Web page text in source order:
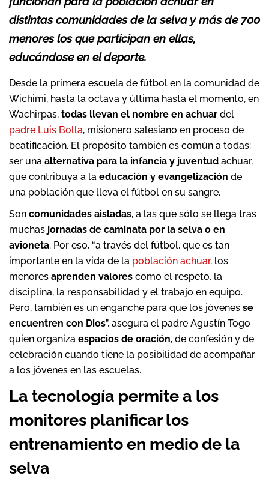
distintas comunidades de la selva y más de 700
menores los que participan en ellas,
educándose en el deporte.
Desde la primera escuela de fútbol en la comunidad de
Wichimi, hasta la octava y última hasta el momento, en
Wachirpas, todas llevan el nombre en achuar del
padre Luis Bolla, misionero salesiano en proceso de
beatificación. El propósito también es común a todas:
ser una alternativa para la infancia y juventud achuar,
que contribuya a la educación y evangelización de
una población que lleva el fútbol en su sangre.
Son comunidades aisladas, a las que sólo se llega tras
muchas jornadas de caminata por la selva o en
avioneta. Por eso, “a través del fútbol, que es tan
importante en la vida de la población achuar, los
menores aprenden valores como el respeto, la
disciplina, la responsabilidad y el trabajo en equipo.
Pero, también es un enganche para que los jóvenes se
encuentren con Dios”, asegura el padre Agustín Togo
quien organiza espacios de oración, de confesión y de
celebración cuando tiene la posibilidad de acompañar
a los jóvenes en las escuelas.
La tecnología permite a los
monitores planificar los
entrenamiento en medio de la
selva